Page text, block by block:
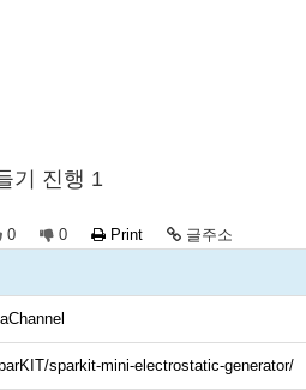
기 진행 1
0 0 Print 글주소
sparkit-mini-electrostatic-generator/